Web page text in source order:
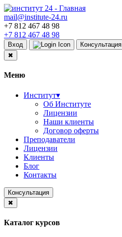
mail@institute-24.ru
+7 812 467 48 98
+7 812 467 48 98
Вход
Консультация
✖
Меню
Институт▾
Об Институте
Лицензии
Наши клиенты
Договор оферты
Преподаватели
Лицензии
Клиенты
Блог
Контакты
Консультация
✖
Каталог курсов